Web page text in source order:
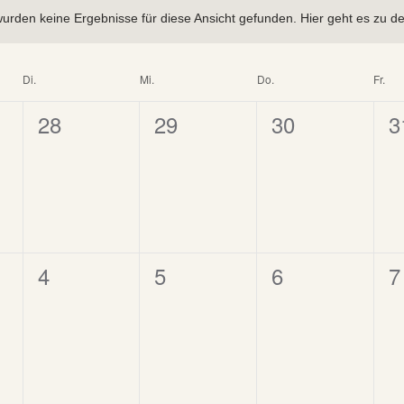
keine Ergebnisse für diese Ansicht gefunden. Hier geht es zu
wählen.
Di. Mi. Do. Fr.
0
28
0
29
0
30
0
0
4
0
5
0
6
0
7